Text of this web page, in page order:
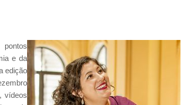
e da
edição
vídeos